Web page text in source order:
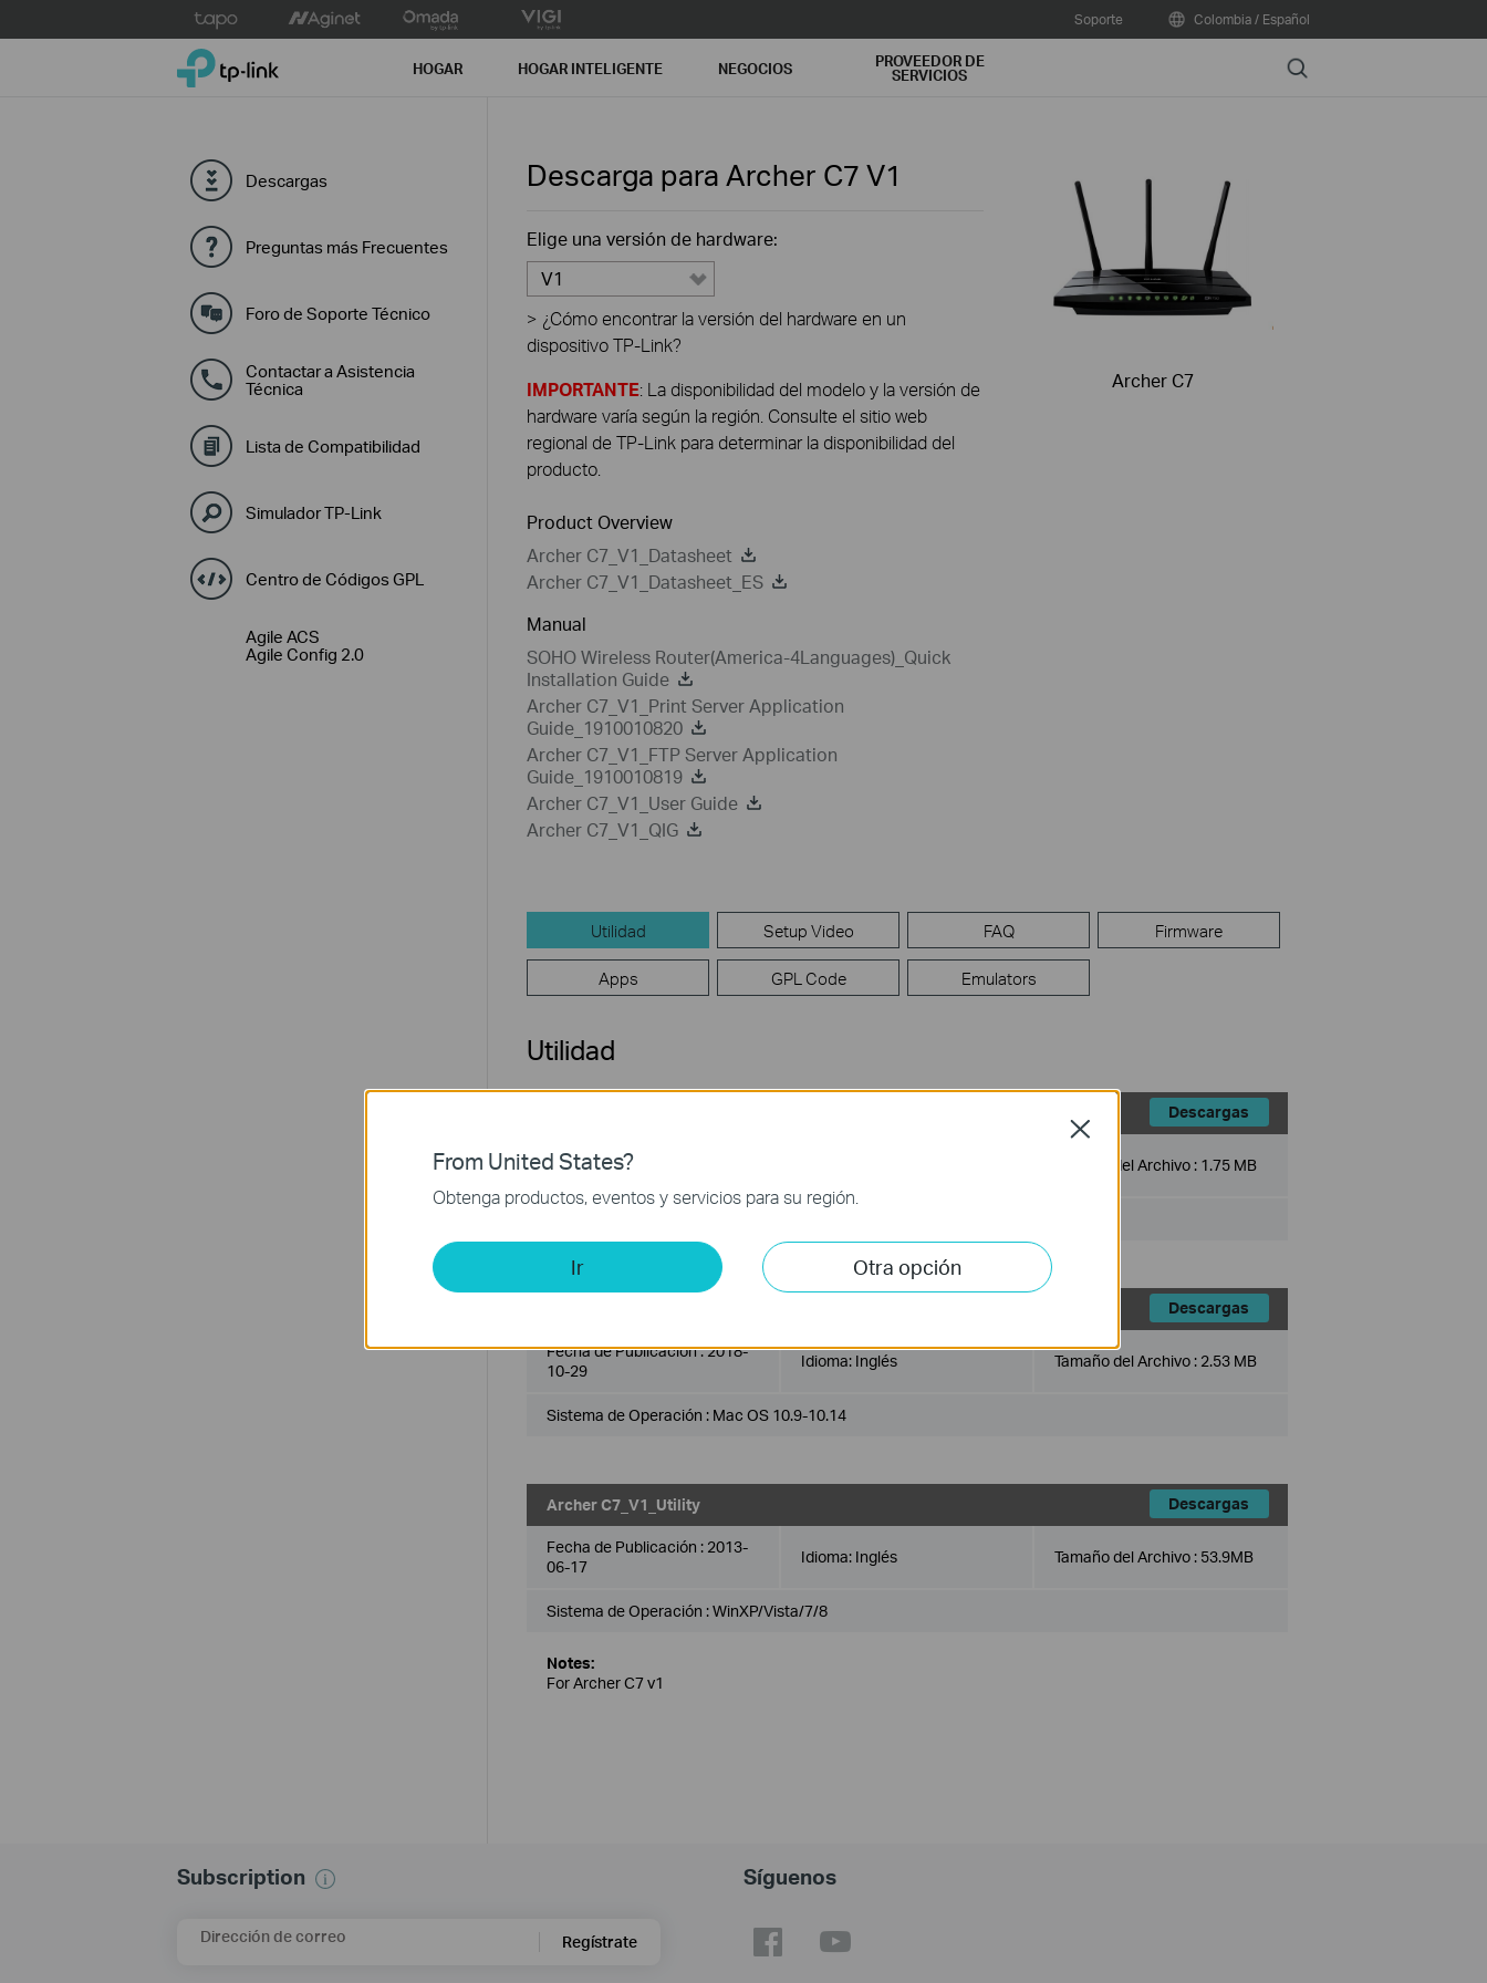
to
Soporte Colombia / Español
TP-Link, Reliably Smart HOGAR HOGAR INTELIGENTE NEGOCIOS PROVEEDOR DE
SERVICIOS Search
Descargas
Preguntas más Frecuentes
Foro de Soporte Técnico
Contactar a Asistencia
Técnica
Lista de Compatibilidad
Simulador TP-Link
Centro de Códigos GPL
Agile ACS
Agile Config 2.0
Descarga para Archer C7 V1
Elige una versión de hardware:
V1
> ¿Cómo encontrar la versión del hardware en un
dispositivo TP-Link?
IMPORTANTE: La disponibilidad del modelo y la versión de
hardware varía según la región. Consulte el sitio web
regional de TP-Link para determinar la disponibilidad del
producto.
Product Overview
Archer C7_V1_Datasheet
Archer C7_V1_Datasheet_ES
Manual
SOHO Wireless Router(America-4Languages)_Quick
Installation Guide
Archer C7_V1_Print Server Application
Guide_1910010820
Archer C7_V1_FTP Server Application
Guide_1910010819
Archer C7_V1_User Guide
Archer C7_V1_QIG
Archer C7
Utilidad Setup Video FAQ Firmware
Apps GPL Code Emulators
Utilidad
Descargas
Fecha de Publicación :
02-21
Tamaño del Archivo : 1.75 MB
Descargas
Fecha de Publicación :2018-
10-29
Idioma: Inglés Tamaño del Archivo : 2.53 MB
Sistema de Operación : Mac OS 10.9-10.14
Archer C7_V1_Utility Descargas
Fecha de Publicación : 2013-
06-17
Idioma: Inglés Tamaño del Archivo : 53.9MB
Sistema de Operación : WinXP/Vista/7/8
Notes:
For Archer C7 v1
Subscription
Dirección de correo Regístrate
Síguenos
From United States?
Obtenga productos, eventos y servicios para su región.
Ir Otra opción
Close